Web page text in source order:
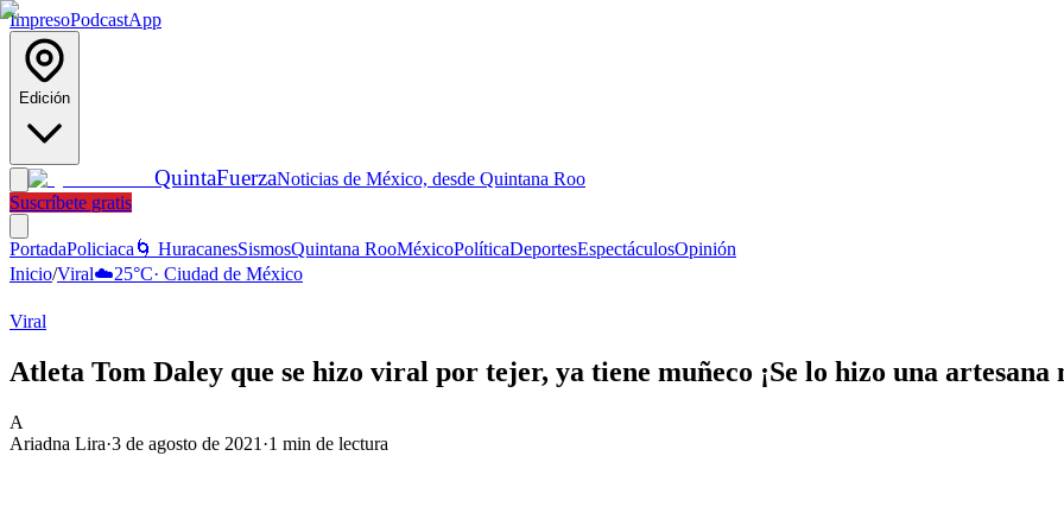
ImpresoPodcastApp
Edición
QuintaFuerzaNoticias de México, desde Quintana Roo
Suscríbete gratis
PortadaPoliciaca 🌀 HuracanesSismosQuintana RooMéxicoPolíticaDeportesEspectáculosOpinión
Inicio/Viral☁️25°C· Ciudad de México
Viral
Atleta Tom Daley que se hizo viral por tejer, ya tiene muñeco ¡Se lo hizo una artesana
A
Ariadna Lira·3 de agosto de 2021 ·1 min de lectura